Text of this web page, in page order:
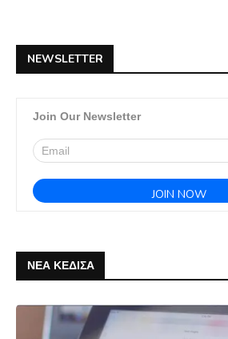
NEWSLETTER
Join Our Newsletter
ΝΕΑ ΚΕΔΙΣΑ